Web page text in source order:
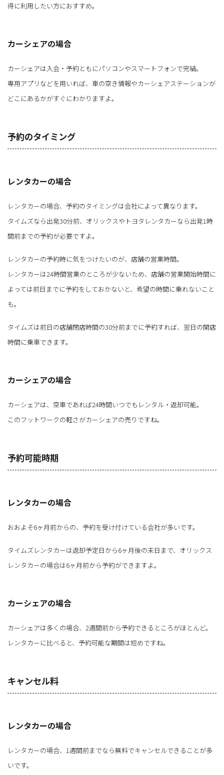
得に利用したい方におすすめ。
カーシェアの場合
カーシェアは入会・予約ともにパソコンやスマートフォンで完結。
専用アプリなどを用いれば、車の空き情報やカーシェアステーションが
どこにあるかがすぐにわかりますよ。
予約のタイミング
レンタカーの場合
レンタカーの場合、予約のタイミングは会社によって異なります。
タイムズなら出発30分前、オリックスやトヨタレンタカーなら出発1時
間前までの予約が必要ですよ。
レンタカーの予約時に気をつけたいのが、店舗の営業時間。
レンタカーは24時間営業のところが少ないため、店舗の営業開始時間に
よっては前日までに予約をしておかないと、希望の時間に乗れないこと
も。
タイムズは前日の店舗閉店時間の30分前までに予約すれば、翌日の開店
時間に乗車できます。
カーシェアの場合
カーシェアは、空車であれば24時間いつでもレンタル・返却可能。
このフットワークの軽さがカーシェアの売りですね。
予約可能時期
レンタカーの場合
おおよそ6ヶ月前からの、予約を受け付けている会社が多いです。
タイムズレンタカーは返却予定日から6ヶ月後の末日まで、オリックス
レンタカーの場合は6ヶ月前から予約ができますよ。
カーシェアの場合
カーシェアは多くの場合、2週間前から予約できるところがほとんど。
レンタカーに比べると、予約可能な期間は短めですね。
キャンセル料
レンタカーの場合
レンタカーの場合、1週間前までなら無料でキャンセルできることが多
いです。